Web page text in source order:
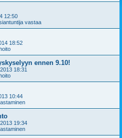
12:50
vastaa
18:52
ennen 9.10!
18:31
10:44
19:34